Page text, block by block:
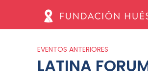
EVENTOS ANTERIORES
LATINA